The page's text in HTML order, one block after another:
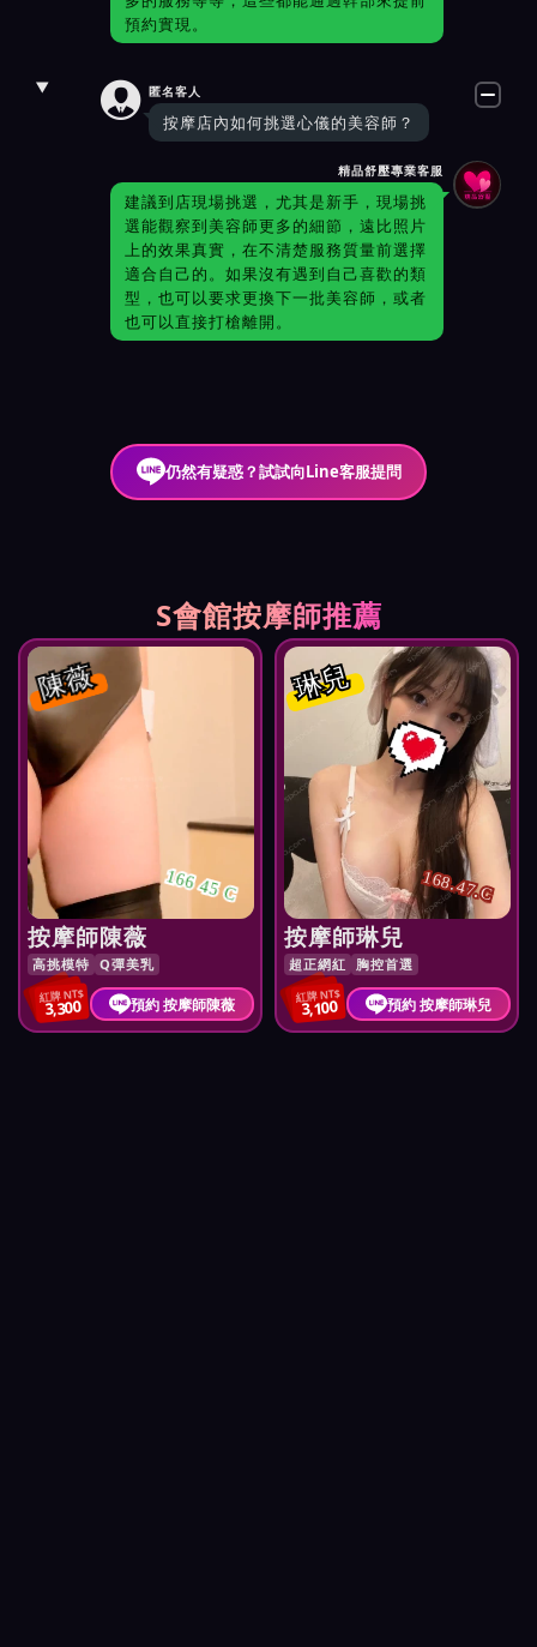
預約實現。
 匿名客人
按摩店內如何挑選心儀的美容師？
精品舒壓專業客服
建議到店現場挑選，尤其是新手，現場挑
選能觀察到美容師更多的細節，遠比照片
上的效果真實，在不清楚服務質量前選擇
適合自己的。如果沒有遇到自己喜歡的類
型，也可以要求更換下一批美容師，或者
也可以直接打槍離開。
仍然有疑惑？試試向Line客服提問
S會館按摩師推薦
陳薇
166 45 C
按摩師陳薇
高挑模特 Q彈美乳
紅牌 NT$
3,300 預約 按摩師陳薇
琳兒
168.47.C
按摩師琳兒
超正網紅 胸控首選
紅牌 NT$
3,100 預約 按摩師琳兒